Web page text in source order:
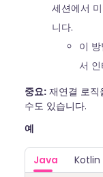
세션에서
니다.
이
서
중요: 재연결 로직
수도 있습니다.
예
Java Kotlin